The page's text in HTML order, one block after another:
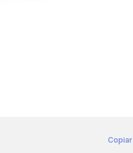
Copiar
Envie sua Proposta